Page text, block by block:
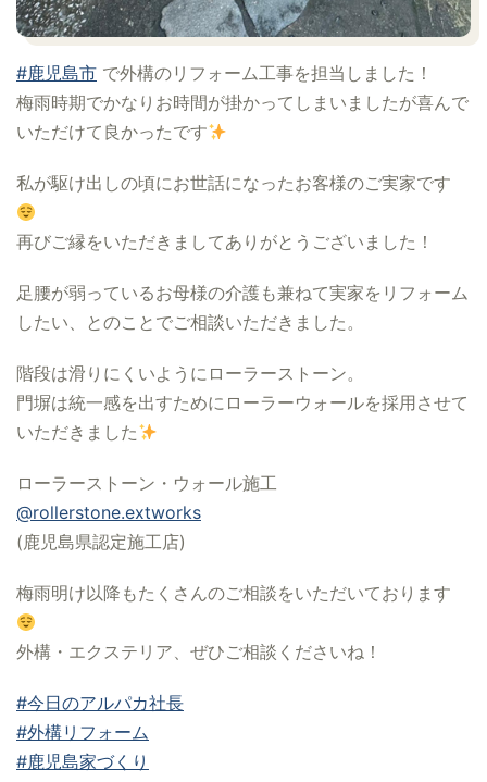
#鹿児島市 で外構のリフォーム工事を担当しました！
梅雨時期でかなりお時間が掛かってしまいましたが喜んで
いただけて良かったです
私が駆け出しの頃にお世話になったお客様のご実家です
再びご縁をいただきましてありがとうございました！
足腰が弱っているお母様の介護も兼ねて実家をリフォーム
したい、とのことでご相談いただきました。
階段は滑りにくいようにローラーストーン。
門塀は統一感を出すためにローラーウォールを採用させて
いただきました
ローラーストーン・ウォール施工
@rollerstone.extworks
(鹿児島県認定施工店)
梅雨明け以降もたくさんのご相談をいただいております
外構・エクステリア、ぜひご相談くださいね！
#今日のアルパカ社長
#外構リフォーム
#鹿児島家づくり